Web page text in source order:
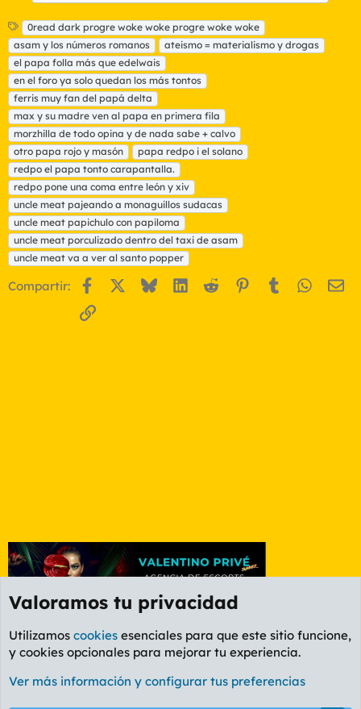
E
t
i
q
u
e
t
a
s
0read dark progre woke woke progre woke woke
asam y los números romanos
ateismo = materialismo y drogas
el papa folla más que edelwais
en el foro ya solo quedan los más tontos
ferris muy fan del papá delta
max y su madre ven al papa en primera fila
morzhilla de todo opina y de nada sabe + calvo
otro papa rojo y masón
papa redpo i el solano
redpo el papa tonto carapantalla.
redpo pone una coma entre león y xiv
uncle meat pajeando a monaguillos sudacas
uncle meat papichulo con papiloma
uncle meat porculizado dentro del taxi de asam
uncle meat va a ver al santo popper
Compartir: Facebook BlueskyLinkedIn
Reddit Pinterest
Tumblr
Enlace
Foro General
Cookies
PL OLDSTYLE AMARILLO
Valoramos tu privacidad
Utilizamos cookies esenciales para que este sitio funcione,
y cookies opcionales para mejorar tu experiencia.
Ver más información y configurar tus preferencias